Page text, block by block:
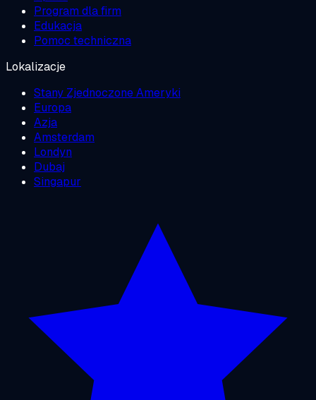
Program dla firm
Edukacja
Pomoc techniczna
Lokalizacje
Stany Zjednoczone Ameryki
Europa
Azja
Amsterdam
Londyn
Dubaj
Singapur